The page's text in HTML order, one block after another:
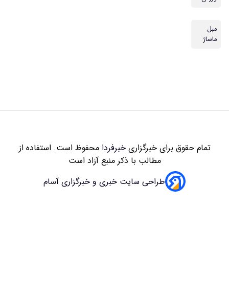
خبرفردامحفوظ است. استفاده از
با ذکر منبع آزاد است
خبری و خبرگزاری آسام